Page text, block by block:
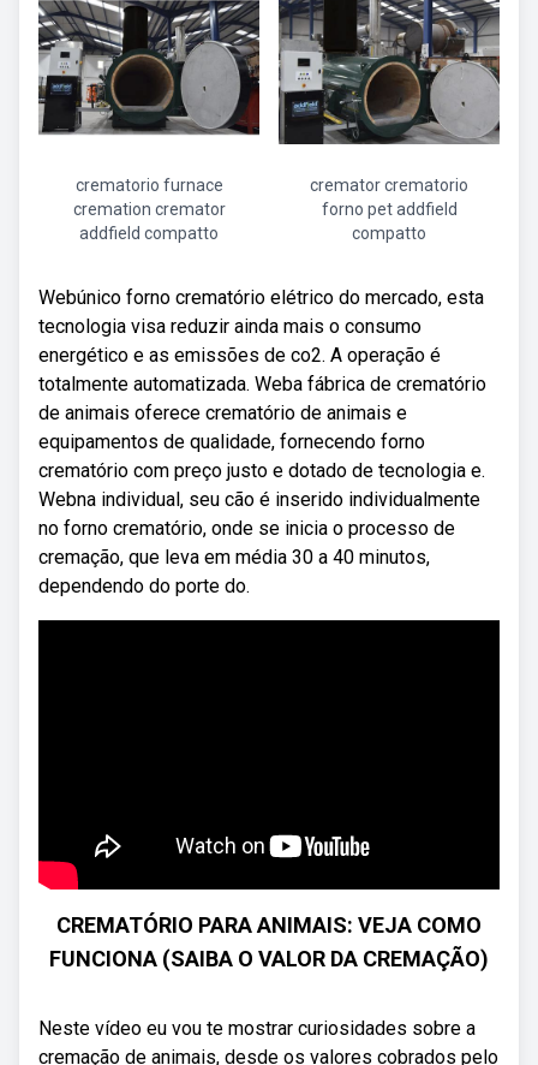
crematorio furnace
cremation cremator
addfield compatto
cremator crematorio
forno pet addfield
compatto
Webúnico forno crematório elétrico do mercado, esta
tecnologia visa reduzir ainda mais o consumo
energético e as emissões de co2. A operação é
totalmente automatizada. Weba fábrica de crematório
de animais oferece crematório de animais e
equipamentos de qualidade, fornecendo forno
crematório com preço justo e dotado de tecnologia e.
Webna individual, seu cão é inserido individualmente
no forno crematório, onde se inicia o processo de
cremação, que leva em média 30 a 40 minutos,
dependendo do porte do.
CREMATÓRIO PARA ANIMAIS: VEJA COMO
FUNCIONA (SAIBA O VALOR DA CREMAÇÃO)
Neste vídeo eu vou te mostrar curiosidades sobre a
cremação de animais, desde os valores cobrados pelo